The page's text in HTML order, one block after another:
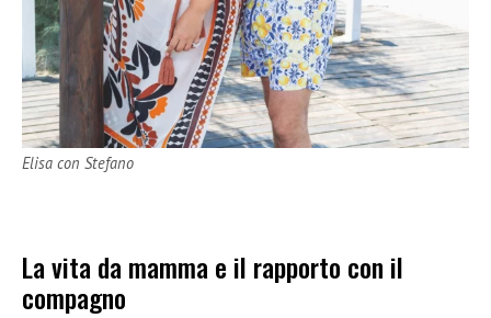
Elisa con Stefano
La vita da mamma e il rapporto con il
compagno